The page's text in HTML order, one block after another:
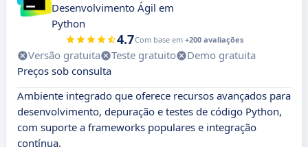
Desenvolvimento Ágil em
Python
4.7Com base em +200 avaliações
Versão gratuita Teste gratuito
Demo gratuita
Preços sob consulta
Ambiente integrado que oferece recursos avançados para
desenvolvimento, depuração e testes de código Python,
com suporte a frameworks populares e integração
contínua.